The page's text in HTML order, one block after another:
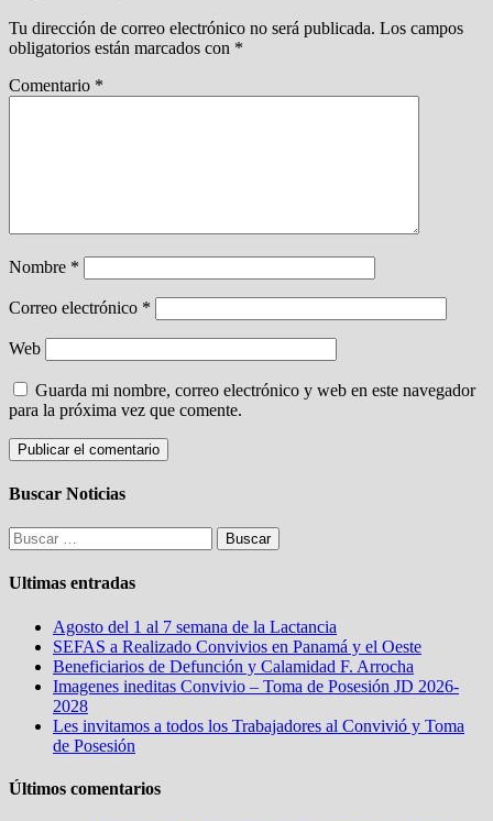
Tu dirección de correo electrónico no será publicada. Los campos
obligatorios están marcados con *
Comentario *
Nombre *
Correo electrónico *
Web
Guarda mi nombre, correo electrónico y web en este navegador
para la próxima vez que comente.
Buscar Noticias
Buscar:
Ultimas entradas
Agosto del 1 al 7 semana de la Lactancia
SEFAS a Realizado Convivios en Panamá y el Oeste
Beneficiarios de Defunción y Calamidad F. Arrocha
Imagenes ineditas Convivio – Toma de Posesión JD 2026-
2028
Les invitamos a todos los Trabajadores al Convivió y Toma
de Posesión
Últimos comentarios